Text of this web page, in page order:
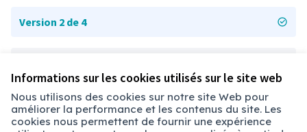
Informations sur les cookies utilisés sur le site web
Nous utilisons des cookies sur notre site Web pour
améliorer la performance et les contenus du site. Les
cookies nous permettent de fournir une expérience
Version 2 de 4
Conditions d'utilisation
Paramètres des cookies